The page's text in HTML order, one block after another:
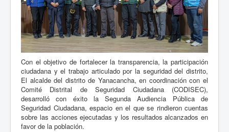
Con el objetivo de fortalecer la transparencia, la participación
ciudadana y el trabajo articulado por la seguridad del distrito,
El alcalde del distrito de Yanacancha, en coordinación con el
Comité Distrital de Seguridad Ciudadana (CODISEC),
desarrolló con éxito la Segunda Audiencia Pública de
Seguridad Ciudadana, espacio en el que se rindieron cuentas
sobre las acciones ejecutadas y los resultados alcanzados en
favor de la población.